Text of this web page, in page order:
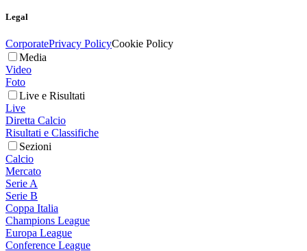
Legal
CorporatePrivacy PolicyCookie Policy
Media
Video
Foto
Live e Risultati
Live
Diretta Calcio
Risultati e Classifiche
Sezioni
Calcio
Mercato
Serie A
Serie B
Coppa Italia
Champions League
Europa League
Conference League